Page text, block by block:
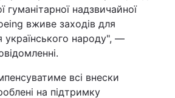
гуманітарної надзвичайної
вживе заходів для
українського народу", —
всі внески
на підтримку